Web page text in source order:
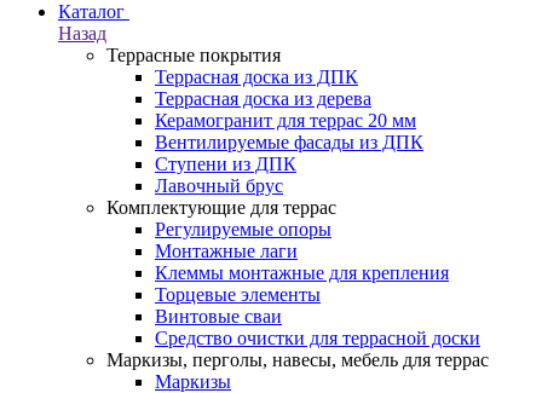
Каталог
Назад
Террасные покрытия
Террасная доска из ДПК
Террасная доска из дерева
Керамогранит для террас 20 мм
Вентилируемые фасады из ДПК
Ступени из ДПК
Лавочный брус
Комплектующие для террас
Регулируемые опоры
Монтажные лаги
Клеммы монтажные для крепления
Торцевые элементы
Винтовые сваи
Средство очистки для террасной доски
Маркизы, перголы, навесы, мебель для террас
Маркизы